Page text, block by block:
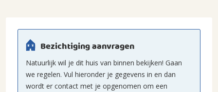
Bezichtiging aanvragen
Natuurlijk wil je dit huis van binnen bekijken! Gaan
we regelen. Vul hieronder je gegevens in en dan
wordt er contact met je opgenomen om een